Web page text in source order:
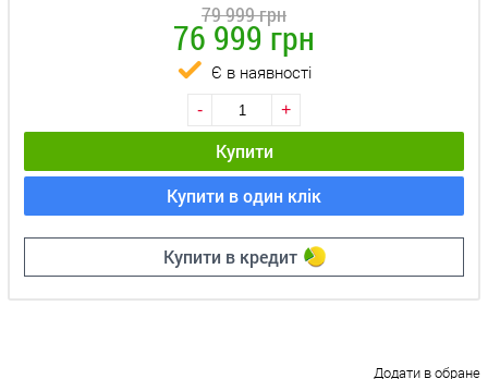
79 999 грн
76 999 грн
Є в наявності
- +
Купити
Купити в один клік
Купити в кредит
Додати в обране